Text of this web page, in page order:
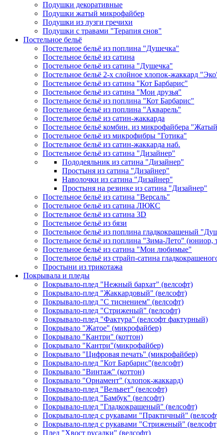
Подушки декоративные
Подушки жатый микрофайбер
Подушки из лузги гречихи
Подушки с травами "Терапия снов"
Постельное бельё
Постельное бельё из поплина "Душечка"
Постельное бельё из сатина
Постельное бельё из сатина "Душечка"
Постельное бельё 2-х слойное хлопок-жаккард
Постельное бельё из сатина "Кот Барбарис"
Постельное бельё из сатина "Мои друзья"
Постельное бельё из поплина "Кот Барбарис"
Постельное бельё из поплина "Акварель"
Постельное бельё из сатин-жаккарда
Постельное бельё комбин. из микрофайбера
Постельное бельё из микрофибры "Готика"
Постельное бельё из сатин-жаккарда наб.
Постельное бельё из сатина "Дизайнер"
Пододеяльник из сатина "Дизайнер"
Простыня из сатина "Дизайнер"
Наволочки из сатина "Дизайнер"
Простыня на резинке из сатина "Дизайнер"
Постельное бельё из сатина "Версаль"
Постельное бельё из сатина ЛЮКС
Постельное бельё из сатина 3D
Постельное бельё из бязи
Постельное бельё из поплина гладкокрашеный
Постельное бельё из поплина "Зима-Лето" (юниор,
Постельное бельё из сатина "Мои любимые"
Постельное бельё из страйп-сатина
Простыни из трикотажа
Покрывала и пледы
Покрывало-плед "Нежный бархат" (велсофт)
Покрывало-плед "Жаккардовый" (велсофт)
Покрывало-плед "С тиснением" (велсофт)
Покрывало-плед "Стриженый" (велсофт)
Покрывало-плед "Фактура" (велсофт фактурный)
Покрывало "Жатое" (микрофайбер)
Покрывало "Кантри" (коттон)
Покрывало "Кантри"(микрофайбер)
Покрывало "Цифровая печать" (микрофайбер)
Покрывало-плед "Кот Барбарис"(велсофт)
Покрывало "Винтаж" (коттон)
Покрывало "Орнамент" (хлопок-жаккард)
Покрывало-плед "Вельвет" (велсофт)
Покрывало-плед "Бамбук" (велсофт)
Покрывало-плед "Гладкокрашеный" (велсофт)
Покрывало-плед с рукавами "Практичный"
Покрывало-плед с рукавами "Стриженый"
Плед "Хвост русалки" (велсофт)